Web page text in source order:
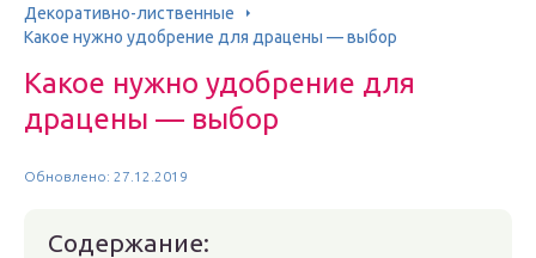
Декоративно-лиственные
Какое нужно удобрение для драцены — выбор
Какое нужно удобрение для
драцены — выбор
Обновлено: 27.12.2019
Содержание: